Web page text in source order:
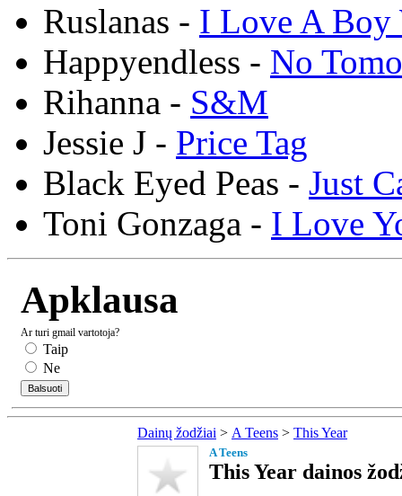
Ruslanas - I Love A Boy
Happyendless - No
Rihanna - S&M
Jessie J - Price Tag
Black Eyed Peas - Just
Toni Gonzaga - I Love
Apklausa
Ar turi gmail vartotoja?
Taip
Ne
Dainų žodžiai > A Teens > This Year
A Teens
This Year dainos